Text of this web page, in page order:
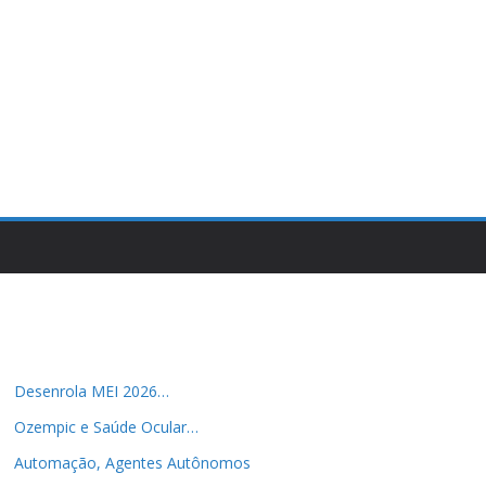
Desenrola MEI 2026…
Ozempic e Saúde Ocular…
Automação, Agentes Autônomos